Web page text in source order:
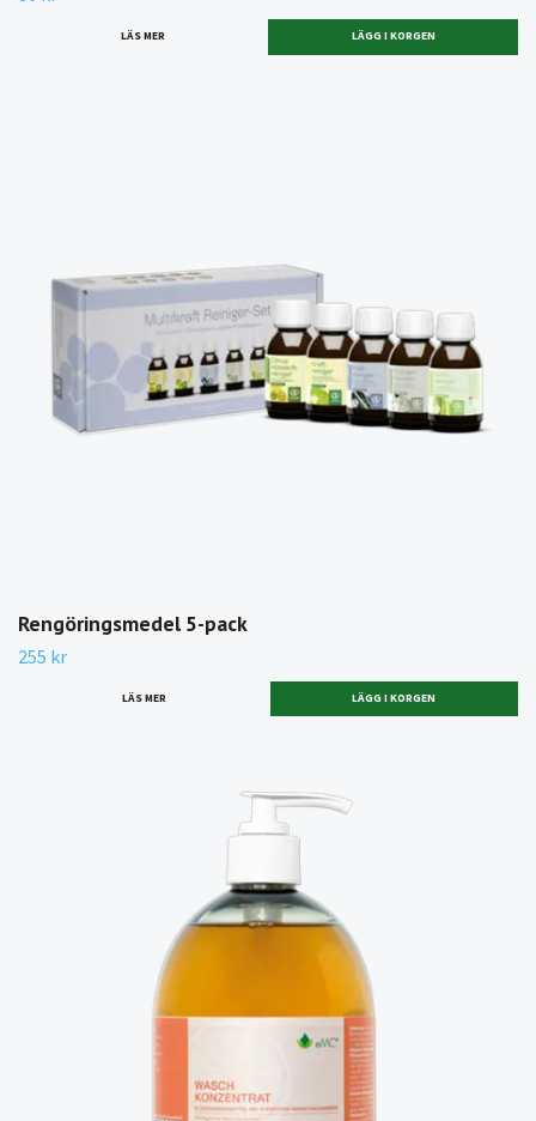
LÄS MER LÄGG I KORGEN
Rengöringsmedel 5-pack
255 kr
LÄS MER